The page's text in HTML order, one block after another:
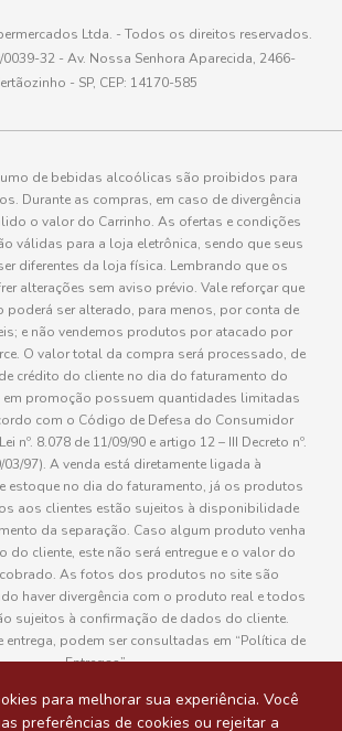
para melhorar sua experiência. Você
preferências de cookies ou rejeitar a
Ltda. - Todos os direitos reservados.
0039-32 - Av. Nossa Senhora Aparecida, 2466-
- SP, CEP: 14170-585
de bebidas alcoólicas são proibidos para
Durante as compras, em caso de divergência
o valor do Carrinho. As ofertas e condições
válidas para a loja eletrônica, sendo que seus
diferentes da loja física. Lembrando que os
alterações sem aviso prévio. Vale reforçar que
ser alterado, para menos, por conta de
e não vendemos produtos por atacado por
O valor total da compra será processado, de
crédito do cliente no dia do faturamento do
promoção possuem quantidades limitadas
com o Código de Defesa do Consumidor
nº. 8.078 de 11/09/90 e artigo 12 – III Decreto nº.
03/97). A venda está diretamente ligada à
estoque no dia do faturamento, já os produtos
aos clientes estão sujeitos à disponibilidade
da separação. Caso algum produto venha
do cliente, este não será entregue e o valor do
As fotos dos produtos no site são
haver divergência com o produto real e todos
sujeitos à confirmação de dados do cliente.
entrega, podem ser consultadas em “Política de
Entregas”